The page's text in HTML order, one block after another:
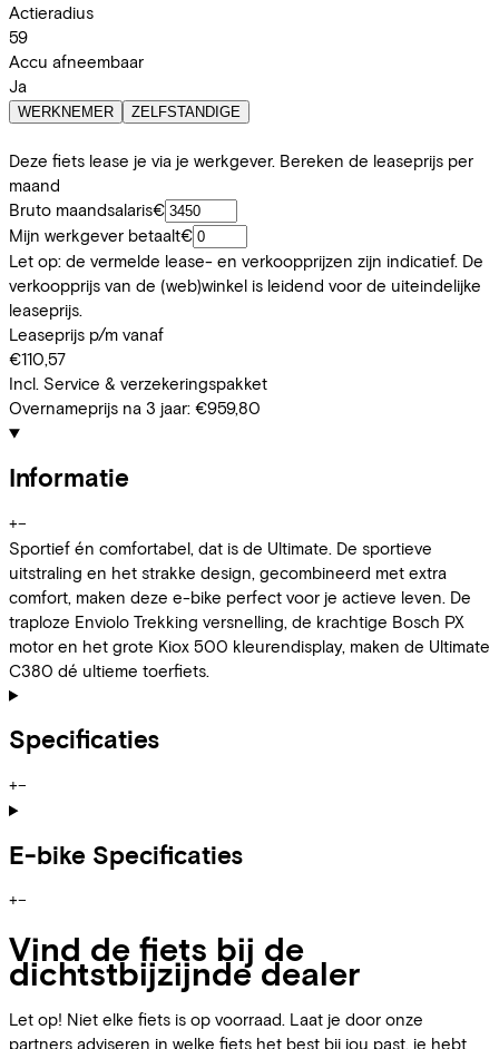
Actieradius
59
Accu afneembaar
Ja
WERKNEMER ZELFSTANDIGE
Deze fiets lease je via je werkgever. Bereken de leaseprijs per
maand
Bruto maandsalaris€
Mijn werkgever betaalt€
Let op: de vermelde lease- en verkoopprijzen zijn indicatief. De
verkoopprijs van de (web)winkel is leidend voor de uiteindelijke
leaseprijs.
Leaseprijs p/m vanaf
€110,57
Incl. Service & verzekeringspakket
Overnameprijs na 3 jaar: €959,80
Informatie
+−
Sportief én comfortabel, dat is de Ultimate. De sportieve
uitstraling en het strakke design, gecombineerd met extra
comfort, maken deze e-bike perfect voor je actieve leven. De
traploze Enviolo Trekking versnelling, de krachtige Bosch PX
motor en het grote Kiox 500 kleurendisplay, maken de Ultimate
C380 dé ultieme toerfiets.
Specificaties
+−
E-bike Specificaties
+−
Vind de fiets bij de
dichtstbijzijnde dealer
Let op! Niet elke fiets is op voorraad. Laat je door onze
partners adviseren in welke fiets het best bij jou past, je hebt